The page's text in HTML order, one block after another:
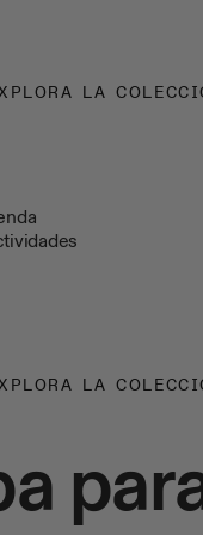
LA
LA